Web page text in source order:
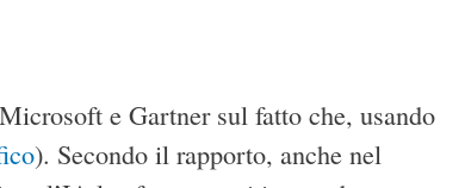
e Gartner sul fatto che, usando
). Secondo il rapporto, anche nel